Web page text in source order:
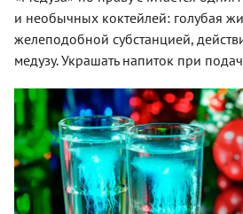
и необычных коктейлей: голубая
желеподобной субстанцией,
медузу. Украшать напиток при